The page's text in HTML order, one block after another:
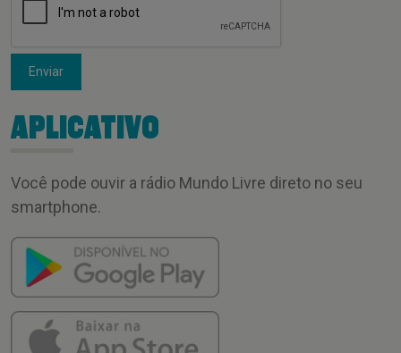
Enviar
APLICATIVO
Você pode ouvir a rádio Mundo Livre direto no seu
smartphone.